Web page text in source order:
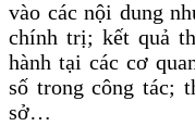
vào các nội dung
chính trị; kết quả
hành tại các cơ
số trong công tác;
sở…